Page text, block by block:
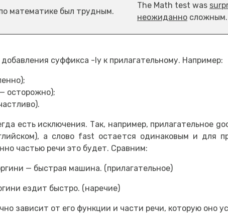
математике был трудным.
The Math test was
неожиданно сложным.
суффикса -ly к прилагательному. Например:
осторожно);
есть исключения. Так, например, прилагательное
а слово fast остается одинаковым и для
частью речи это будет. Сравним:
— быстрая машина. (прилагательное)
ездит быстро. (наречие)
зависит от его функции и части речи, которую оно